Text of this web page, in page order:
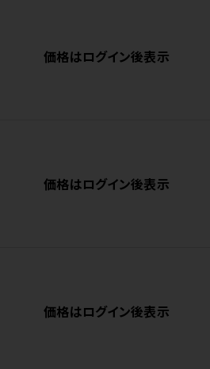
価格はログイン後表示
価格はログイン後表示
価格はログイン後表示